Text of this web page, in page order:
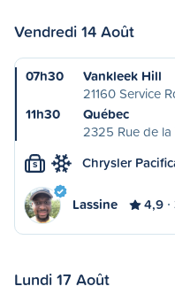
Vendredi 14 Août
07h30
Vankleek Hill
21160 Service
11h30
Québec
2325 Rue de
S Chrysler
Lassine 4,9
Lundi 17 Août